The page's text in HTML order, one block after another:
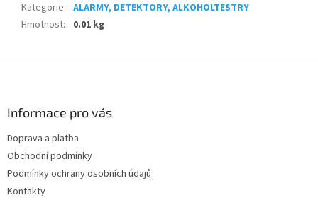
Kategorie: ALARMY, DETEKTORY, ALKOHOLTESTRY
Hmotnost: 0.01 kg
Informace pro vás
Doprava a platba
Obchodní podmínky
Podmínky ochrany osobních údajů
Kontakty